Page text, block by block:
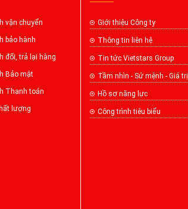
vận chuyển
bảo hành
đổi, trả lại hàng
Bảo mật
Thanh toán
lượng
Giới thiệu Công ty
Thông tin liên hệ
Tin tức Vietstars Group
Tầm nhìn - Sứ mệnh - Giá trị
Hồ sơ năng lực
Công trình tiêu biểu